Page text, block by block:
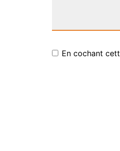
En cochant